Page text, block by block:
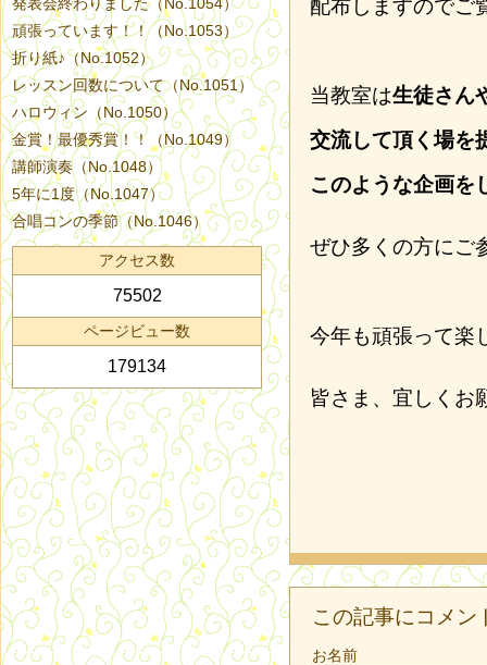
配布しますのでご
当教室は生徒さん
交流して頂く場を
このような企画を
ぜひ多くの方にご
今年も頑張って楽
皆さま、宜しくお
この記事にコメン
お名前
頑張っています！！（No.1053）
折り紙♪（No.1052）
レッスン回数について（No.1051）
ハロウィン（No.1050）
金賞！最優秀賞！！（No.1049）
講師演奏（No.1048）
5年に1度（No.1047）
合唱コンの季節（No.1046）
アクセス数
75502
ページビュー数
179134